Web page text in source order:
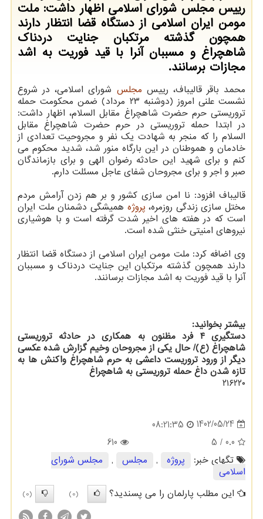
رییس مجلس شورای اسلامی اظهار داشت: ملت
مومن ایران اسلامی از دستگاه قضا انتظار دارند
همچون گذشته مرتکبان جنایت دردناک
شاهچراغ و مسببان آنرا با قید فوریت به اشد
مجازات برسانند.
محمد باقر قالیباف، رییس مجلس شورای اسلامی، در شروع
نشست علنی امروز (دوشنبه ۲۳ مرداد) ضمن محکومت حمله
تروریستی حرم حضرت شاهچراغ مقابل السلام، اظهار داشت:
در ابتدا حمله تروریستی در حرم حضرت شاهچراغ مقابل
السلام را که منجر به شهادت یک نفر و مجروحیت تعدادی از
خادمان و هموطنان در این بارگاه منور شد، شدید محکوم می
کنم و برای شهید این حادثه رضوان الهی و برای بازماندگان
صبر و اجر و برای مجروحان شفای عاجل مسئلت دارم.
قالیباف افزود: نا امن سازی کشور و بر هم زدن آرامش مردم
مختل سازی زندگی روزمره، پروژه همیشگی دشمنان ملت ایران
است که در هفته های اخیر شدت گرفته است و با هوشیاری
نیروهای امنیتی خنثی شده است.
وی اضافه کرد: ملت مومن ایران اسلامی از دستگاه قضا انتظار
دارند همچون گذشته مرتکبان این جنایت دردناک و مسببان
آنرا با قید فوریت به اشد مجازات برسانند.
بیشتر بخوانید:
دستگیری ۴ فرد مظنون به همکاری در حادثه تروریستی
شاهچراغ (ع)/ حال یکی از مجروحان وخیم گزارش شده عکسی
دیگر از ورود تروریست داعشی به حرم شاهچراغ واکنش ها به
تازه شدن داغ حمله تروریستی به شاهچراغ
۲۱۶۲۲۰
1402/05/24
08:21:35
0.0
/ 5
610
تگهای خبر:
پروژه , مجلس ,
مجلس شورای
اسلامی
این مطلب پارلمان را می پسندید؟
(0)
(0)